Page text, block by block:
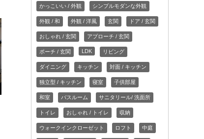
かっこいい / 外観 シンプルモダンな外観
外観 / 和 外観 / 洋風 玄関 ドア / 玄関
おしゃれ / 玄関 アプローチ / 玄関
ポーチ / 玄関 LDK リビング
ダイニング キッチン 対面 / キッチン
独立型 / キッチン 寝室 子供部屋
和室 バスルーム サニタリール/ 洗面所
トイレ おしゃれ / トイレ 収納
ウォークインクローゼット ロフト 中庭